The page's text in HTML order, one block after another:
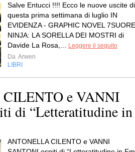
Salve Entucci !!!! Ecco le nuove uscite di
questa prima settimana di luglio IN
EVIDENZA - GRAPHIC NOVEL 7SUORE
NINJA: LA SORELLA DEI MOSTRI di
Davide La Rosa,...
Leggere il seguito
Da Arwen
LIBRI
e VANNI
di “Letteratitudine in
ANTONELLA CILENTO e VANNI